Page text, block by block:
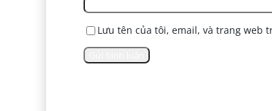
Lưu tên của tôi, email, và trang web